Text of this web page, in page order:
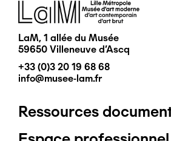
Image
LaM, 1 allée du Musée
59650 Villeneuve d'Ascq
+33 (0)3 20 19 68 68
info@musee-lam.fr
Pied
Ressources